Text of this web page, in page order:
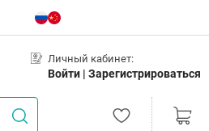
Личный кабинет:
Войти | Зарегистрироваться